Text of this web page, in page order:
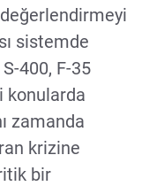
sistemde
400, F-35
konularda
zamanda
krizine
bir